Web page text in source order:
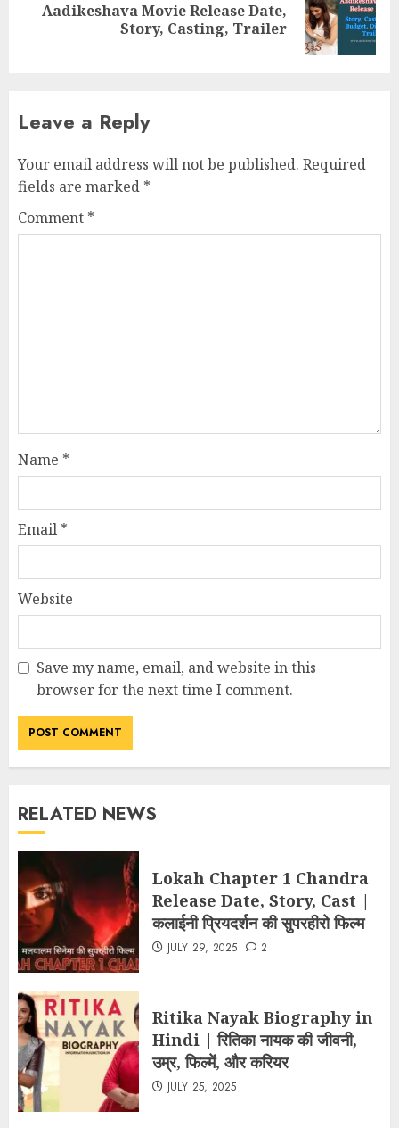
Next
Aadikeshava Movie Release Date,
Story, Casting, Trailer
Leave a Reply
Your email address will not be published. Required
fields are marked *
Comment *
Name *
Email *
Website
Save my name, email, and website in this
browser for the next time I comment.
RELATED NEWS
Lokah Chapter 1 Chandra
Release Date, Story, Cast |
कलाईनी प्रियदर्शन की सुपरहीरो फिल्म
JULY 29, 2025 2
Ritika Nayak Biography in
Hindi | रितिका नायक की जीवनी,
उम्र, फिल्में, और करियर
JULY 25, 2025